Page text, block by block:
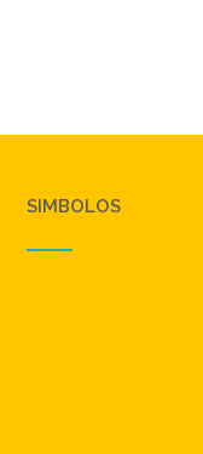
SIMBOLOS